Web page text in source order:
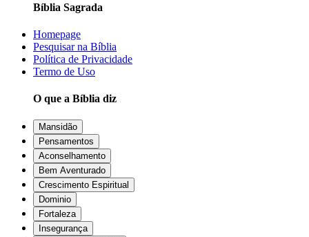
Bíblia Sagrada
Homepage
Pesquisar na Bíblia
Política de Privacidade
Termo de Uso
O que a Bíblia diz
Mansidão
Pensamentos
Aconselhamento
Bem Aventurado
Crescimento Espiritual
Dominio
Fortaleza
Insegurança